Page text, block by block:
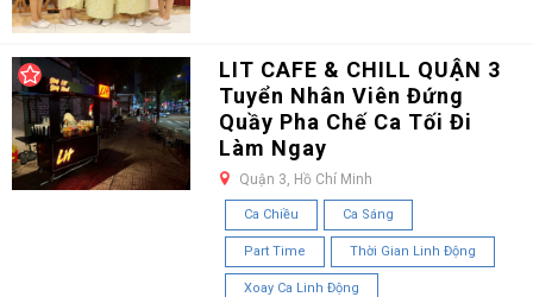
LIT CAFE & CHILL QUẬN 3
Tuyển Nhân Viên Đứng
Quầy Pha Chế Ca Tối Đi
Làm Ngay
Quận 3, Hồ Chí Minh
Ca Chiều Ca Sáng
Part Time Thời Gian Linh Động
Xoay Ca Linh Động